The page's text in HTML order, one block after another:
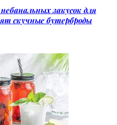
закусок для
скучные бутерброды